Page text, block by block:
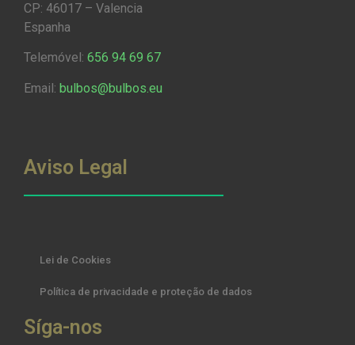
CP: 46017 – Valencia
Espanha
Telemóvel: 656 94 69 67
Email: bulbos@bulbos.eu
Aviso Legal
Lei de Cookies
Política de privacidade e proteção de dados
Síga-nos